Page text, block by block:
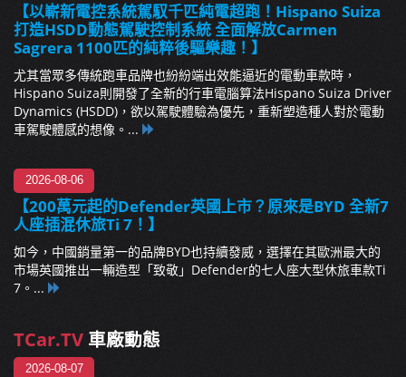
【以嶄新電控系統駕馭千匹純電超跑！Hispano Suiza
打造HSDD動態駕駛控制系統 全面解放Carmen
Sagrera 1100匹的純粹後驅樂趣！】
尤其當眾多傳統跑車品牌也紛紛端出效能逼近的電動車款時，
Hispano Suiza則開發了全新的行車電腦算法Hispano Suiza Driver
Dynamics (HSDD)，欲以駕駛體驗為優先，重新塑造種人對於電動
車駕駛體感的想像。...
2026-08-06
【200萬元起的Defender英國上市？原來是BYD 全新7
人座插混休旅Ti 7！】
如今，中國銷量第一的品牌BYD也持續發威，選擇在其歐洲最大的
市場英國推出一輛造型「致敬」Defender的七人座大型休旅車款Ti
7。...
TCar.TV 車廠動態
2026-08-07